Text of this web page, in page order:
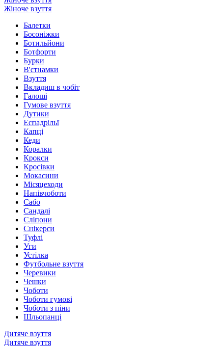
Жіноче взуття
Балетки
Босоніжки
Ботильйони
Ботфорти
Бурки
В'єтнамки
Взуття
Вкладиш в чобіт
Галоші
Гумове взуття
Дутики
Еспадрільї
Капці
Кеди
Коралки
Крокси
Кросівки
Мокасини
Місяцеходи
Напівчоботи
Сабо
Сандалі
Сліпони
Снікерси
Туфлі
Уги
Устілка
Футбольне взуття
Черевики
Чешки
Чоботи
Чоботи гумові
Чоботи з піни
Шльопанці
Дитяче взуття
Дитяче взуття